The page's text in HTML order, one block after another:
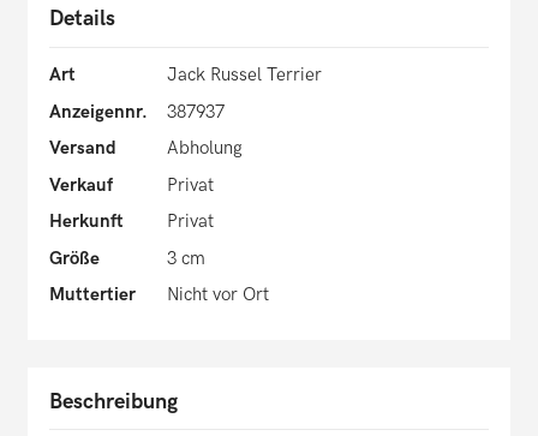
Details
Art
Jack Russel Terrier
Anzeigennr.
387937
Versand
Abholung
Verkauf
Privat
Herkunft
Privat
Größe
3 cm
Muttertier
Nicht vor Ort
Beschreibung